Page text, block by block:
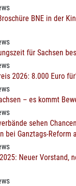
BNE in der
für Sachsen
2026: 8.000 Euro
– es kommt
sehen
bei Ganztags-Reform
Neuer Vorstand,